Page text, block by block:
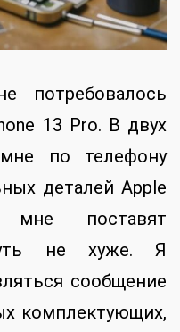
потребовалось
13 Pro. В двух
по телефону
деталей Apple
поставят
не хуже. Я
сообщение
комплектующих,